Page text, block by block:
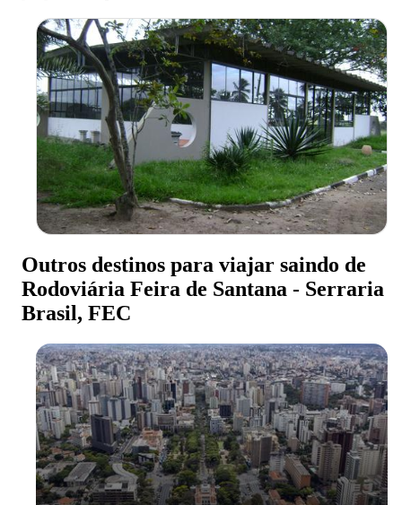
Outros destinos para viajar saindo de
Rodoviária Feira de Santana - Serraria
Brasil, FEC